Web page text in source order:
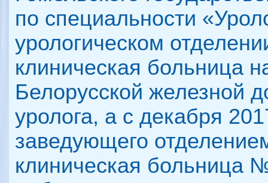
по специальности
урологическом
клиническая больница
Белорусской железной
уролога, а с декабря
заведующего
клиническая больница